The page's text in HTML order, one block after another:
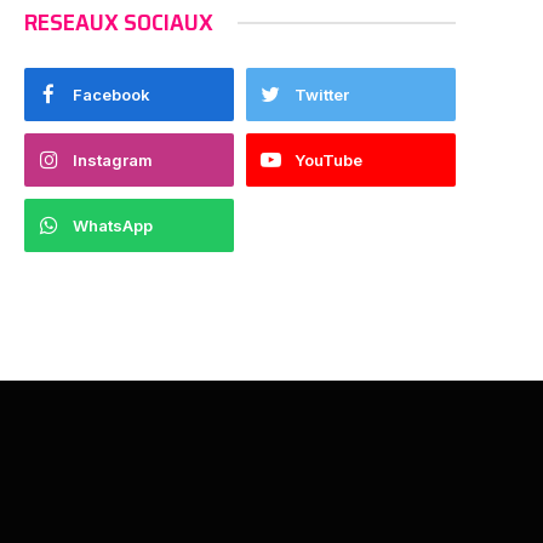
RESEAUX SOCIAUX
Facebook Twitter
Instagram YouTube
WhatsApp